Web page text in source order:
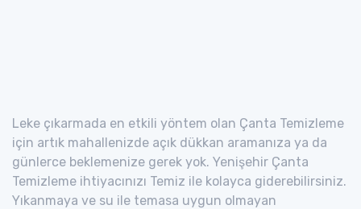
Leke çıkarmada en etkili yöntem olan Çanta Temizleme
için artık mahallenizde açık dükkan aramanıza ya da
günlerce beklemenize gerek yok. Yenişehir Çanta
Temizleme ihtiyacınızı Temiz ile kolayca giderebilirsiniz.
Yıkanmaya ve su ile temasa uygun olmayan